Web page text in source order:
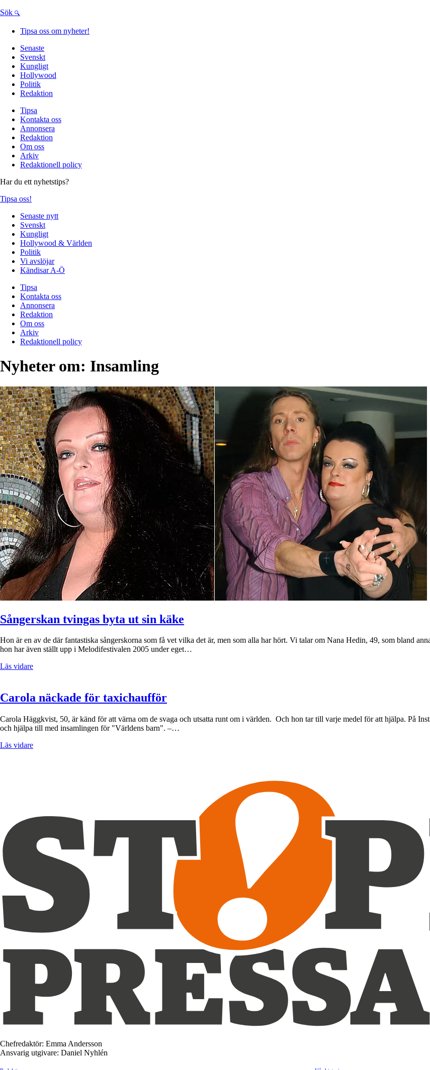
Sök
Tipsa oss om nyheter!
Senaste
Svenskt
Kungligt
Hollywood
Politik
Redaktion
Tipsa
Kontakta oss
Annonsera
Redaktion
Om oss
Arkiv
Redaktionell policy
Har du ett nyhetstips?
Tipsa oss!
Senaste nytt
Svenskt
Kungligt
Hollywood & Världen
Politik
Vi avslöjar
Kändisar A-Ö
Tipsa
Kontakta oss
Annonsera
Redaktion
Om oss
Arkiv
Redaktionell policy
Nyheter om: Insamling
Sångerskan tvingas byta ut sin käke
Hon är en av de där fantastiska sångerskorna som få vet vilka det är, men som alla har hört. Vi talar om Nana Hedin, 49, som bland
hon har även ställt upp i Melodifestivalen 2005 under eget…
Läs vidare
Carola näckade för taxichaufför
Carola Häggkvist, 50, är känd för att värna om de svaga och utsatta runt om i världen. Och hon tar till varje medel för att hjälpa. På
och hjälpa till med insamlingen för "Världens barn". –…
Läs vidare
Chefredaktör: Emma Andersson
Ansvarig utgivare: Daniel Nyhlén